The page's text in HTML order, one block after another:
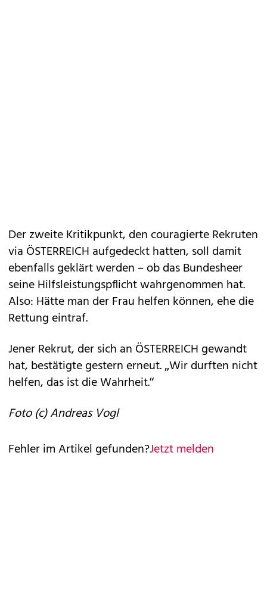
Der zweite Kritikpunkt, den couragierte Rekruten
via ÖSTERREICH aufgedeckt hatten, soll damit
ebenfalls geklärt werden – ob das Bundesheer
seine Hilfsleistungspflicht wahrgenommen hat.
Also: Hätte man der Frau helfen können, ehe die
Rettung eintraf.
Jener Rekrut, der sich an ÖSTERREICH gewandt
hat, bestätigte gestern erneut. „Wir durften nicht
helfen, das ist die Wahrheit.“
Foto (c) Andreas Vogl
Fehler im Artikel gefunden?Jetzt melden